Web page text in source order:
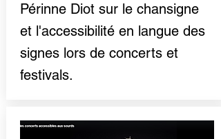
Périnne Diot sur le chansigne
et l'accessibilité en langue des
signes lors de concerts et
festivals.